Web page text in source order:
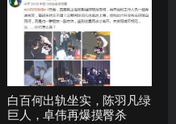
白百何出轨坐实，陈羽凡绿
巨人，卓伟再爆摸臀杀